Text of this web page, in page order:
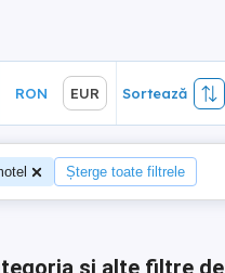
RON EUR Sortează
Șterge toate filtrele
și alte filtre